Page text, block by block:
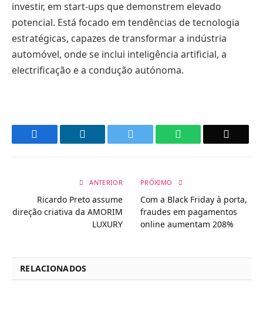
investir, em start-ups que demonstrem elevado
potencial. Está focado em tendências de tecnologia
estratégicas, capazes de transformar a indústria
automóvel, onde se inclui inteligência artificial, a
electrificação e a condução autónoma.
WhatsApp
ANTERIOR
Ricardo Preto assume
direção criativa da AMORIM
LUXURY
PRÓXIMO
Com a Black Friday à porta,
fraudes em pagamentos
online aumentam 208%
RELACIONADOS